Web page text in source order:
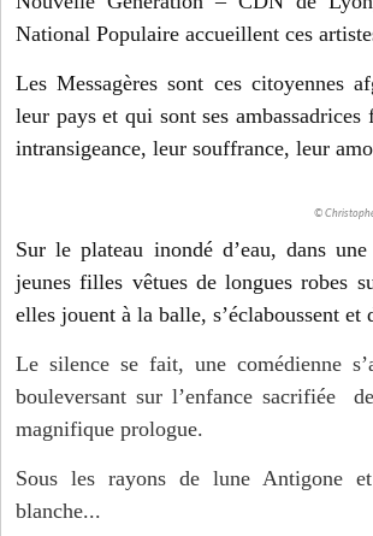
National Populaire accueillent ces
Les Messagères sont ces citoyennes
leur pays et qui sont ses
intransigeance, leur souffrance, leur
©
Sur le plateau inondé d’eau, dans
jeunes filles vêtues de longues robes
elles jouent à la balle, s’éclaboussent
Le silence se fait, une comédienne
bouleversant sur l’enfance sacrifiée
magnifique prologue.
Sous les rayons de lune Antigone
blanche...